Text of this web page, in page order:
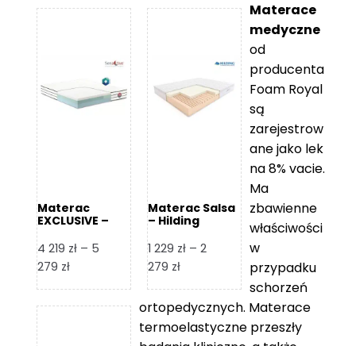
Materac
EXCLUSIVE –
4 219 zł – 5
279 złZakres
od
Materac Salsa
– Hilding
1 229 zł – 2
279 złZakres
od
1
229 zł
Materace
medyczne
od
producenta
Foam Royal
są
zarejestrow
ane jako lek
na 8% vacie.
Ma
zbawienne
właściwości
w
przypadku
schorzeń
ortopedycznych. Materace
termoelastyczne przeszły